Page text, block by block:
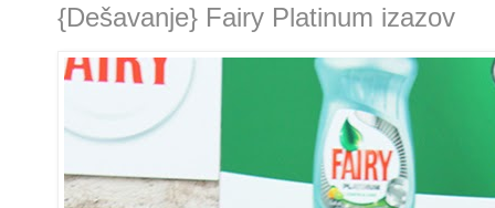
{Dešavanje} Fairy Platinum izazov